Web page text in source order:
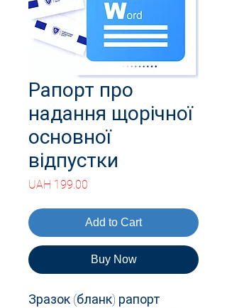
Рапорт про
надання щорічної
основної
відпустки
UAH 199.00
Add to Cart
Buy Now
Зразок (бланк) рапорт